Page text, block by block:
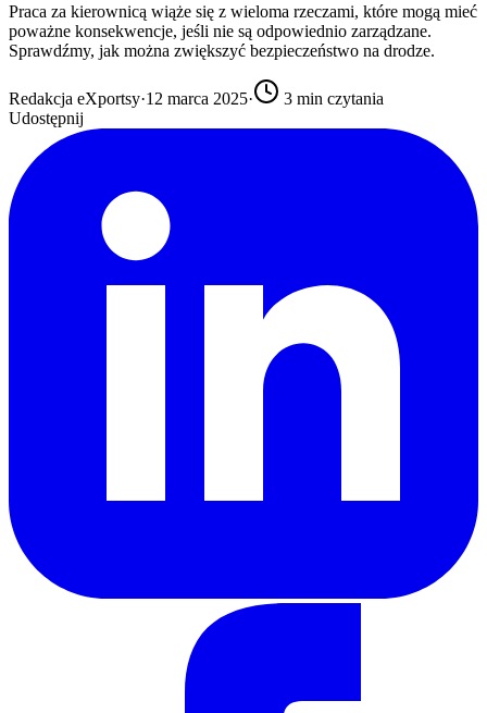
Praca za kierownicą wiąże się z wieloma rzeczami, które mogą mieć
poważne konsekwencje, jeśli nie są odpowiednio zarządzane.
Sprawdźmy, jak można zwiększyć bezpieczeństwo na drodze.
Redakcja eXportsy·12 marca 2025· 3 min czytania
Udostępnij